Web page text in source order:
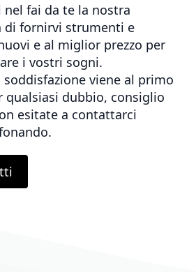
nel fai da te la nostra
di fornirvi strumenti e
e al miglior prezzo per
i vostri sogni.
viene al primo
qualsiasi dubbio, consiglio
esitate a contattarci